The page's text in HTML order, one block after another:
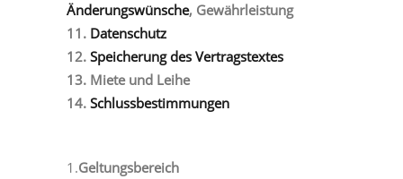
Änderungswünsche, Gewährleistung
11. Datenschutz
12. Speicherung des Vertragstextes
13. Miete und Leihe
14. Schlussbestimmungen
1.Geltungsbereich